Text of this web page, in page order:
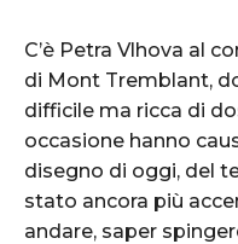
C’è Petra Vlhova al
di Mont Tremblant,
difficile ma ricca di
occasione hanno
disegno di oggi, del
stato ancora più
andare, saper